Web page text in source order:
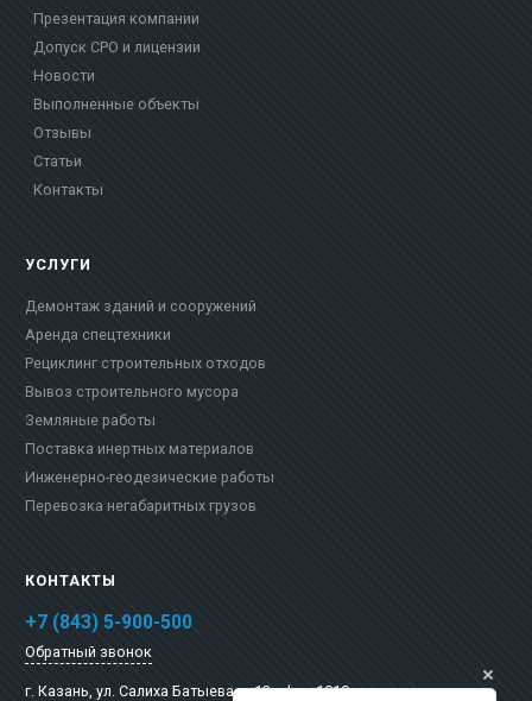
Презентация компании
Допуск СРО и лицензии
Новости
Выполненные объекты
Отзывы
Статьи
Контакты
УСЛУГИ
Демонтаж зданий и сооружений
Аренда спецтехники
Рециклинг строительных отходов
Вывоз строительного мусора
Земляные работы
Поставка инертных материалов
Инженерно-геодезические работы
Перевозка негабаритных грузов
КОНТАКТЫ
+7 (843) 5-900-500
Обратный звонок
г. Казань, ул. Салиха Батыева, д.13 офис 1010